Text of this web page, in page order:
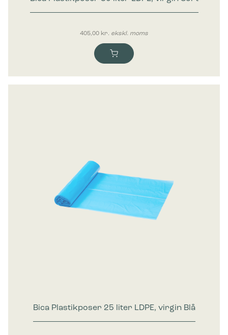
405,00 kr. ekskl. moms
Bica Plastikposer 25 liter LDPE, virgin Blå